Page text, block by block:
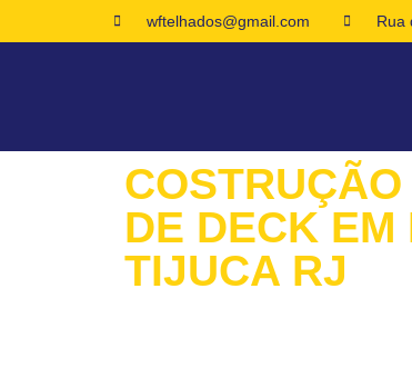
wftelhados@gmail.com Rua
DE DECK
TIJUCA RJ